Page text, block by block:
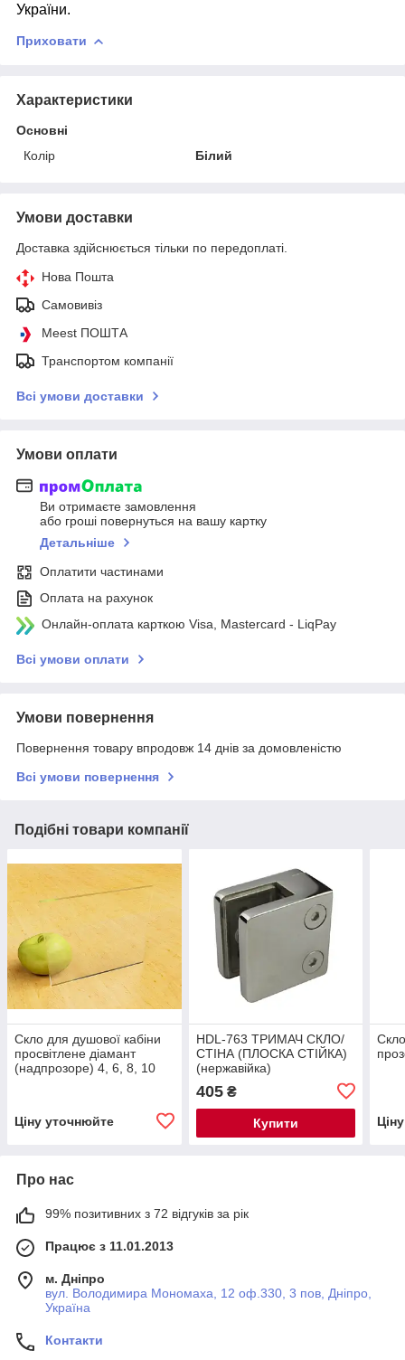
України.
Приховати
Характеристики
Основні
Колір
Білий
Умови доставки
Доставка здійснюється тільки по передоплаті.
Нова Пошта
Самовивіз
Meest ПОШТА
Транспортом компанії
Всі умови доставки
Умови оплати
Ви отримаєте замовлення
або гроші повернуться на вашу картку
Детальніше
Оплатити частинами
Оплата на рахунок
Онлайн-оплата карткою Visa, Mastercard - LiqPay
Всі умови оплати
Умови повернення
Повернення товару впродовж 14 днів за домовленістю
Всі умови повернення
Подібні товари компанії
Скло для душової кабіни
просвітлене діамант
(надпрозоре) 4, 6, 8, 10
Ціну уточнюйте
HDL-763 ТРИМАЧ СКЛО/
СТІНА (ПЛОСКА СТІЙКА)
(нержавійка)
405₴
Купити
Про нас
99% позитивних з 72 відгуків за рік
Працює з 11.01.2013
м. Дніпро
вул. Володимира Мономаха, 12 оф.330, 3 пов, Дніпро,
Україна
Контакти